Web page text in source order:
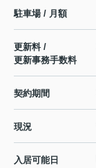
駐車場 / 月額
更新料 /
更新事務手数料
契約期間
現況
入居可能日